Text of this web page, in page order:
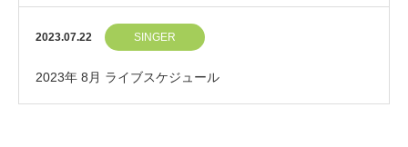
2023.07.22 SINGER
2023年 8月 ライブスケジュール